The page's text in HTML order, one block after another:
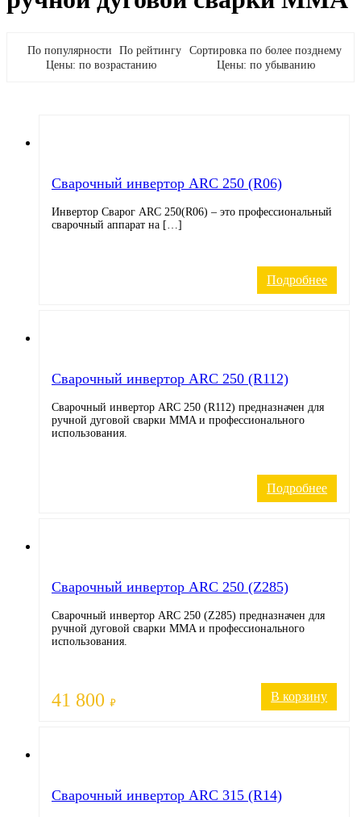
По популярности По рейтингу
Сортировка по более позднему
Цены: по возрастанию
Цены: по убыванию
Cварочный инвертор ARC 250 (R06)
Инвертор Сварог ARC 250(R06) – это профессиональный
сварочный аппарат на […]
Подробнее
Cварочный инвертор ARC 250 (R112)
Сварочный инвертор ARC 250 (R112) предназначен для
ручной дуговой сварки MMA и профессионального
использования.
Подробнее
Cварочный инвертор ARC 250 (Z285)
41 800 ₽
Сварочный инвертор ARC 250 (Z285) предназначен для
ручной дуговой сварки MMA и профессионального
использования.
В корзину
Cварочный инвертор ARC 315 (R14)